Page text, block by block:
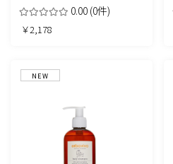
0.00 (0件)
￥2,178
NEW